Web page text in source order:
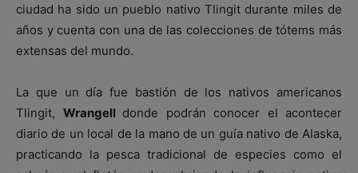
ciudad ha sido un pueblo nativo Tlingit durante miles de
años y cuenta con una de las colecciones de tótems más
extensas del mundo.
La que un día fue bastión de los nativos americanos
Tlingit, Wrangell donde podrán conocer el acontecer
diario de un local de la mano de un guía nativo de Alaska,
practicando la pesca tradicional de especies como el